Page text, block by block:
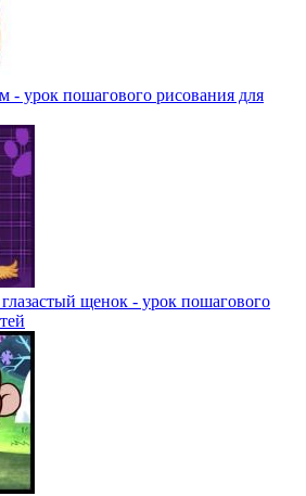
- урок пошагового рисования для
щенок - урок пошагового